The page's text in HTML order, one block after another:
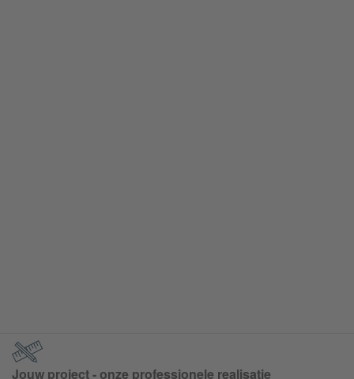
Jouw project - onze professionele realisatie